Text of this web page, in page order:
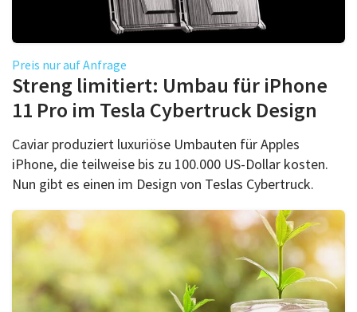
Preis nur auf Anfrage
Streng limitiert: Umbau für iPhone
11 Pro im Tesla Cybertruck Design
Caviar produziert luxuriöse Umbauten für Apples
iPhone, die teilweise bis zu 100.000 US-Dollar kosten.
Nun gibt es einen im Design von Teslas Cybertruck.